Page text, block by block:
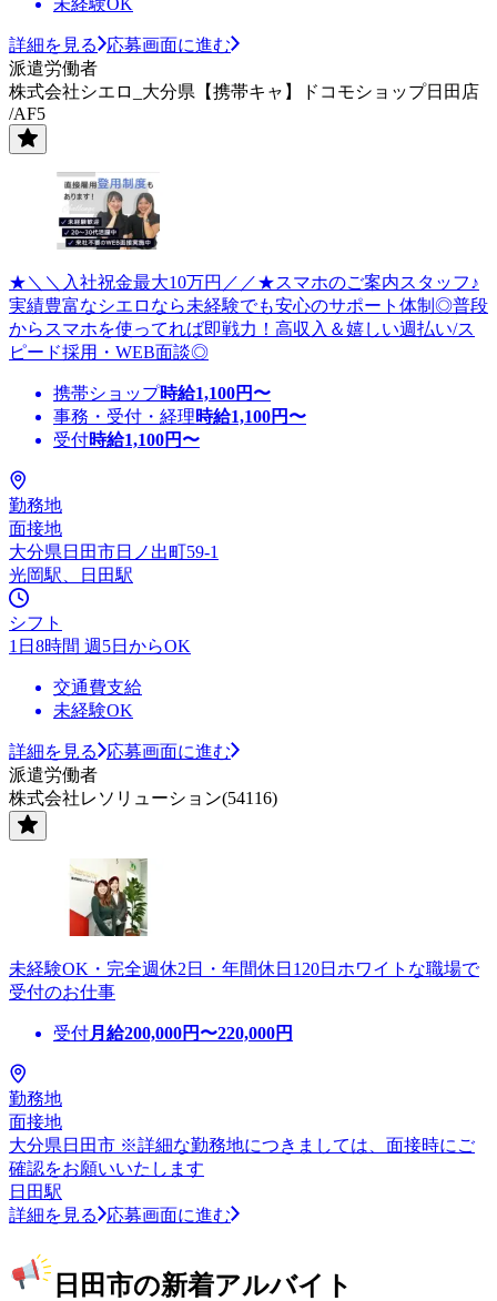
詳細を見る
応募画面に進む
派遣労働者
株式会社シエロ_大分県【携帯キャ】ドコモショップ日田店
/AF5
★＼＼入社祝金最大10万円／／★スマホのご案内スタッフ♪
実績豊富なシエロなら未経験でも安心のサポート体制◎普段
からスマホを使ってれば即戦力！高収入＆嬉しい週払い/ス
ピード採用・WEB面談◎
携帯ショップ時給1,100円〜
事務・受付・経理時給1,100円〜
受付時給1,100円〜
勤務地
面接地
大分県日田市日ノ出町59-1
光岡駅、日田駅
シフト
1日8時間 週5日からOK
交通費支給
未経験OK
詳細を見る
応募画面に進む
派遣労働者
株式会社レソリューション(54116)
未経験OK・完全週休2日・年間休日120日ホワイトな職場で
受付のお仕事
受付月給200,000円〜220,000円
勤務地
面接地
大分県日田市 ※詳細な勤務地につきましては、面接時にご
確認をお願いいたします
日田駅
詳細を見る
応募画面に進む
日田市の新着アルバイト